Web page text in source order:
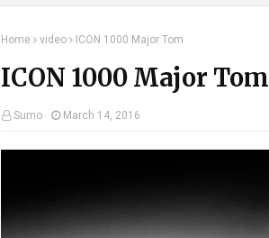
Home video ICON 1000 Major Tom
ICON 1000 Major Tom
Sumo March 14, 2016